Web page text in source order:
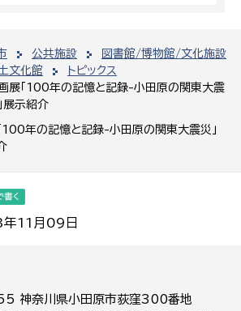
公共施設
図書館/博物館/文化施設
文化館
トピックス
展「100年の記憶と記録-小田原の関東大震
展示紹介
100年の記憶と記録-小田原の関東大震災」
年11月09日
神奈川県小田原市荻窪300番地